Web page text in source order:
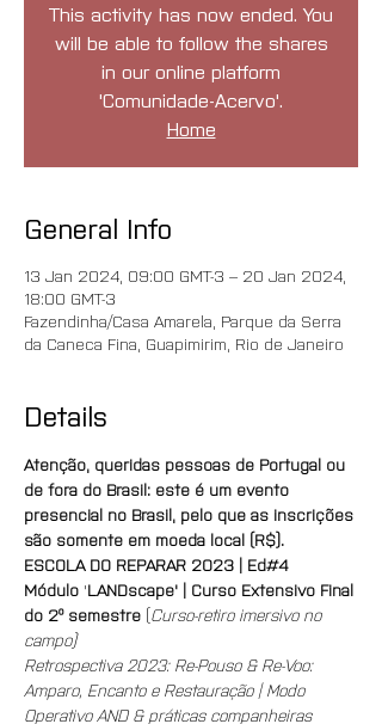
This activity has now ended. You
will be able to follow the shares
in our online platform
'Comunidade-Acervo'.
Home
General Info
13 Jan 2024, 09:00 GMT-3 – 20 Jan 2024,
18:00 GMT-3
Fazendinha/Casa Amarela, Parque da Serra
da Caneca Fina, Guapimirim, Rio de Janeiro
Details
Atenção, queridas pessoas de Portugal ou
de fora do Brasil: este é um evento
presencial no Brasil, pelo que as inscrições
são somente em moeda local (R$).
ESCOLA DO REPARAR 2023 | Ed#4
Módulo 'LANDscape' | Curso Extensivo Final
do 2º semestre (Curso-retiro imersivo no
campo)
Retrospectiva 2023: Re-Pouso & Re-Voo:
Amparo, Encanto e Restauração | Modo
Operativo AND & práticas companheiras